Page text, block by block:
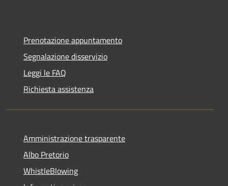
Prenotazione appuntamento
Segnalazione disservizio
Leggi le FAQ
Richiesta assistenza
Amministrazione trasparente
Albo Pretorio
WhistleBlowing